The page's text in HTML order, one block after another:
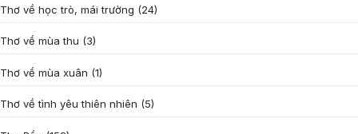
Thơ về học trò, mái trường (24)
Thơ về mùa thu (3)
Thơ về mùa xuân (1)
Thơ về tình yêu thiên nhiên (5)